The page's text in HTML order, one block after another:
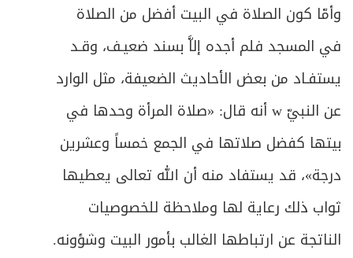
وأمّا كون الصلاة في البيت أفضل من الصلاة
في المسجد فلم أجده إلاَّ بسند ضعيـف، وقـد
يستفـاد من بعض الأحاديث الضعيفة، مثل الوارد
عن النبيّ w أنه قال: «صلاة المرأة وحدها في
بيتها كفضل صلاتها في الجمع خمساً وعشرين
درجة»، قد يستفاد منه أن الله تعالى يعطيها
ثواب ذلك رعاية لها وملاحظة للخصوصيات
الناتجة عن ارتباطها الغالب بأمور البيت وشؤونه.